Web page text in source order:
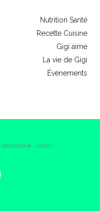
Nutrition Santé
Recette Cuisine
Gigi aime
La vie de Gigi
Événements
: Jouch.